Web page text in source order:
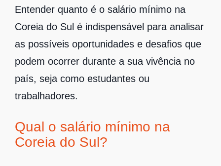
Entender quanto é o salário mínimo na
Coreia do Sul é indispensável para analisar
as possíveis oportunidades e desafios que
podem ocorrer durante a sua vivência no
país, seja como estudantes ou
trabalhadores.
Qual o salário mínimo na
Coreia do Sul?